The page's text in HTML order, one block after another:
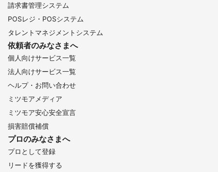
請求書管理システム
POSレジ・POSシステム
タレントマネジメントシステム
依頼者のみなさまへ
個人向けサービス一覧
法人向けサービス一覧
ヘルプ・お問い合わせ
ミツモアメディア
ミツモア安心安全宣言
損害賠償補償
プロのみなさまへ
プロとして登録
リードを獲得する